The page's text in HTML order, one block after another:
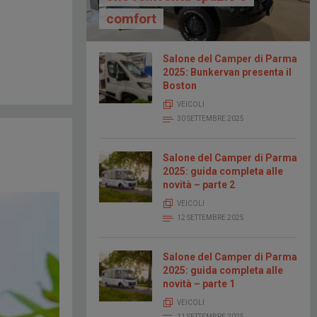
comfort
Salone del Camper di Parma
2025: Bunkervan presenta il
Boston
VEICOLI
30 SETTEMBRE 2025
Salone del Camper di Parma
2025: guida completa alle
novità – parte 2
VEICOLI
12 SETTEMBRE 2025
Salone del Camper di Parma
2025: guida completa alle
novità – parte 1
VEICOLI